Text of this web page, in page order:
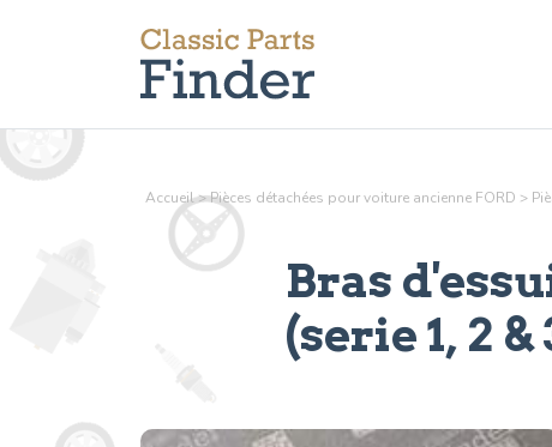
Accueil>Pièces détachées pour voiture ancienne FORD >
Bras
(serie 1, 2 &